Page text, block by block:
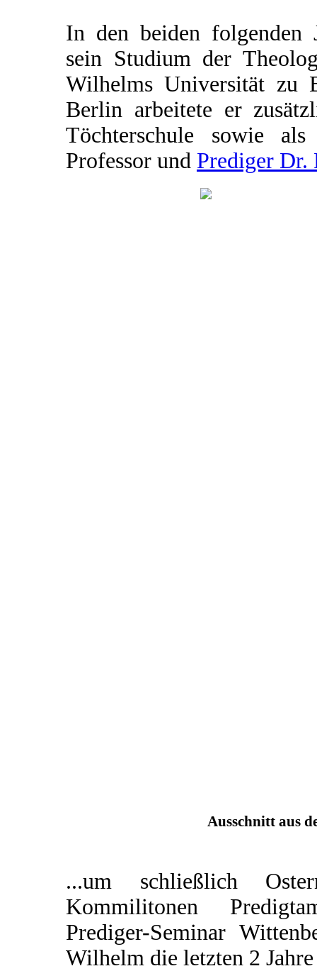
In den beiden folgenden
sein Studium der
Wilhelms Universität zu
Berlin arbeitete er
Töchterschule sowie
Professor und Prediger Dr.
Ausschnitt aus
...um schließlich
Kommilitonen
Prediger-Seminar
Wilhelm die letzten 2